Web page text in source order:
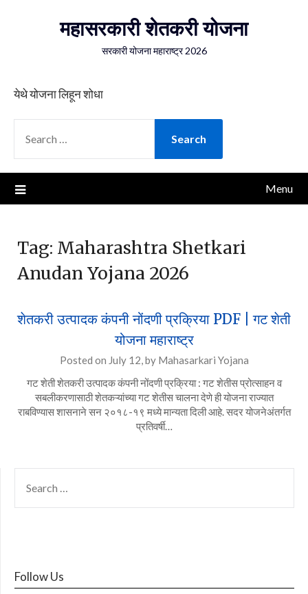
महासरकारी शेतकरी योजना
सरकारी योजना महाराष्ट्र 2026
येथे योजना लिहून शोधा
FOR:
Menu
Tag: Maharashtra Shetkari
Anudan Yojana 2026
शेतकरी उत्पादक कंपनी नोंदणी प्रक्रिया PDF | गट शेती
योजना महाराष्ट्र
Posted on July 12,by Mahasarkari Yojana
गट शेती शेतकरी उत्पादक कंपनी नोंदणी प्रक्रिया : गट शेतीस प्रोत्साहन व
सबलीकरणासाठी शेतकऱ्यांच्या गट शेतीस चालना देणे ही योजना राज्यात
राबविण्यास शासनाने सन २०१८-१९ मध्ये मान्यता दिली आहे. सदर योजनेअंतर्गत
प्रतिवर्षी…
FOR:
Follow Us